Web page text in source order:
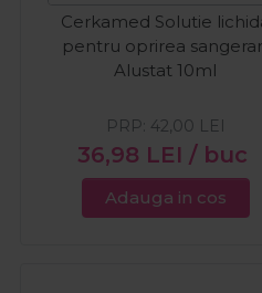
Cerkamed Solutie
pentru oprirea
Alustat 10ml
36,98 LEI / buc
PRP: 42,00 LEI
Adauga in cos